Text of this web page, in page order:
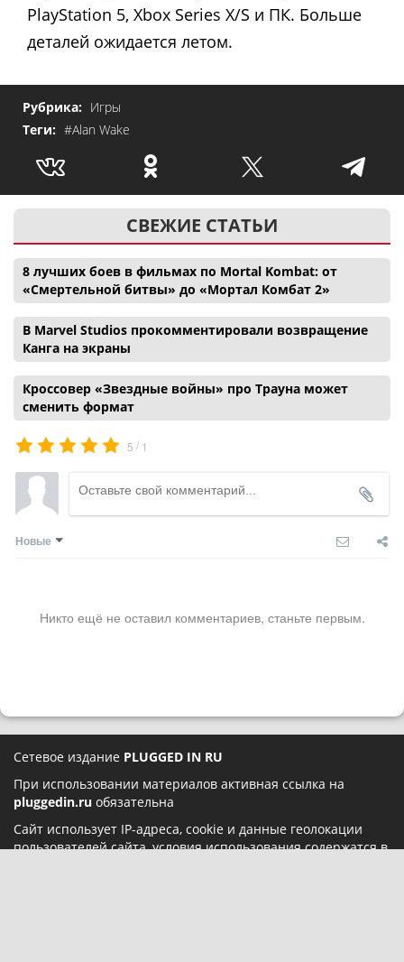
PlayStation 5, Xbox Series X/S и ПК. Больше
деталей ожидается летом.
Рубрика: Игры
Теги: #Alan Wake
СВЕЖИЕ СТАТЬИ
8 лучших боев в фильмах по Mortal Kombat: от
«Смертельной битвы» до «Мортал Комбат 2»
В Marvel Studios прокомментировали возвращение
Канга на экраны
Кроссовер «Звездные войны» про Трауна может
сменить формат
5 / 1
Новые
Никто ещё не оставил комментариев, станьте первым.
Сетевое издание PLUGGED IN RU
При использовании материалов активная ссылка на
pluggedin.ru обязательна
Сайт использует IP-адреса, cookie и данные геолокации
пользователей сайта, условия использования содержатся в